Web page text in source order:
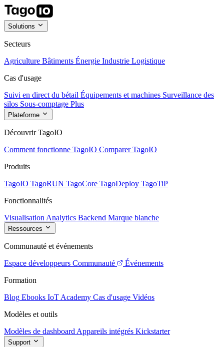
Solutions
Secteurs
Agriculture Bâtiments Énergie Industrie Logistique
Cas d'usage
Suivi en direct du bétail Équipements et machines Surveillance des
silos Sous-comptage Plus
Plateforme
Découvrir TagoIO
Comment fonctionne TagoIO Comparer TagoIO
Produits
TagoIO TagoRUN TagoCore TagoDeploy TagoTiP
Fonctionnalités
Visualisation Analytics Backend Marque blanche
Ressources
Communauté et événements
Espace développeurs Communauté
Événements
Formation
Blog Ebooks IoT Academy Cas d'usage Vidéos
Modèles et outils
Modèles de dashboard Appareils intégrés Kickstarter
Support